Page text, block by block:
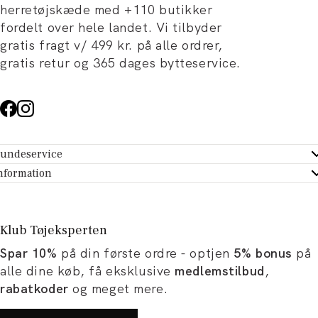
herretøjskæde med +110 butikker
fordelt over hele landet. Vi tilbyder
gratis fragt v/ 499 kr. på alle ordrer,
gratis retur og 365 dages bytteservice.
- Hjælpecenter
dit køb
Tøjeksperten
og artikler
og karriere
Klub Tøjeksperten
Spar 10% på din første ordre - optjen 5% bonus på
alle dine køb, få eksklusive medlemstilbud,
rabatkoder og meget mere.